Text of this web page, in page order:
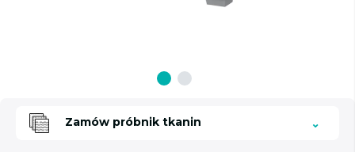
Zamów próbnik tkanin